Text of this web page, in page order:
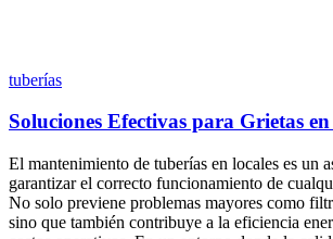
tuberías
Soluciones Efectivas para Grietas
El mantenimiento de tuberías en locales es un
garantizar el correcto funcionamiento de
No solo previene problemas mayores como
sino que también contribuye a la eficiencia